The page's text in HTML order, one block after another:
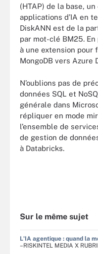
(HTAP) de la base,
applications d’IA en
DiskANN est de la
par mot-clé BM25.
à une extension pour
MongoDB vers Azure
N’oublions pas de
données SQL et
générale dans
répliquer en mode
l’ensemble de
de gestion de
à Databricks.
Sur le même sujet
L'IA agentique : quand la
–RISKINTEL MEDIA X